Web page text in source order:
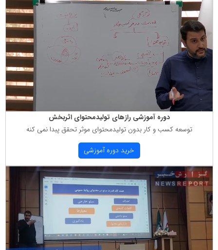
دوره آموزشی رازهای تولیدمحتوای اثربخش
توسعه كسب و كار بدون تولیدمحتوای موثر تحقق پبدا نمی كنه
خرید دوره آموزشی